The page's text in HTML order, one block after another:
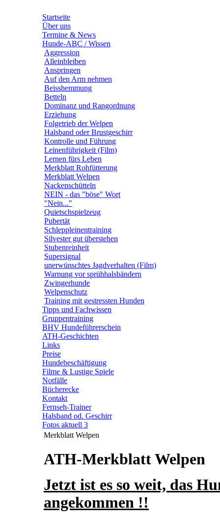
Startseite
Über uns
Termine & News
Hunde-ABC / Wissen
Aggression
Alleinbleiben
Anspringen
Auf den Arm nehmen
Beisshemmung
Betteln
Dominanz und Rangordnung
Erziehung
Folgetrieb der Welpen
Halsband oder Brustgeschirr
Kontrolle und Führung
Leinenführigkeit (Film)
Lernen fürs Leben
Merkblatt Rohfütterung
Merkblatt Welpen
Nackenschütteln
NEIN - das "böse" Wort
"Nein..."
Quietschspielzeug
Pubertät
Schleppleinentraining
Silvester gut überstehen
Stubenreinheit
Supersignal
unerwünschtes Jagdverhalten (Film)
Warnung vor sprühhalsbändern
Zwingerhunde
Welpenschutz
Training mit gestressten Hunden
Tipps und Fachwissen
Gruppentraining
BHV Hundeführerschein
ATH-Geschichten
Links
Preise
Hundebeschäftigung
Filme & Lustige Spiele
Notfälle
Bücherecke
Kontakt
Fernseh-Trainer
Halsband od. Geschirr
Fotos aktuell 3
Merkblatt Welpen
ATH-Merkblatt Welpen
Jetzt ist es so weit, das
angekommen !!